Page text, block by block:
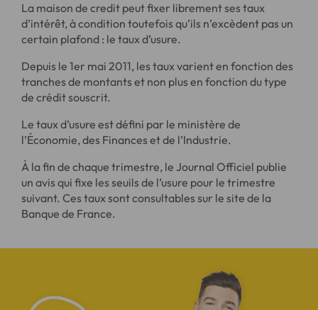
La maison de credit peut fixer librement ses taux
d’intérêt, à condition toutefois qu’ils n’excèdent pas un
certain plafond : le taux d’usure.
Depuis le 1er mai 2011, les taux varient en fonction des
tranches de montants et non plus en fonction du type
de crédit souscrit.
Le taux d’usure est défini par le ministère de
l’Économie, des Finances et de l’Industrie.
À la fin de chaque trimestre, le Journal Officiel publie
un avis qui fixe les seuils de l’usure pour le trimestre
suivant. Ces taux sont consultables sur le site de la
Banque de France.